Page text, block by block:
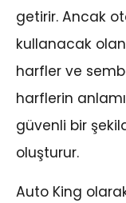
getirir. Ancak
kullanacak
harfler ve
harflerin
güvenli bir
oluşturur.
Auto King